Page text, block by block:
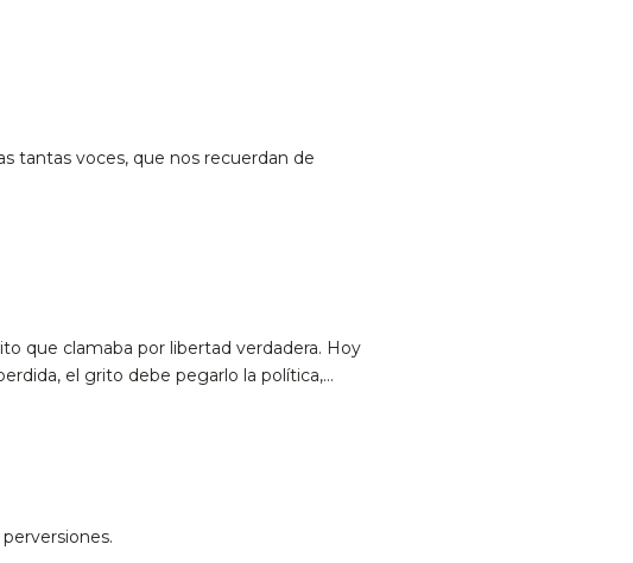
tantas voces, que nos recuerdan de
que clamaba por libertad verdadera. Hoy
el grito debe pegarlo la política,…